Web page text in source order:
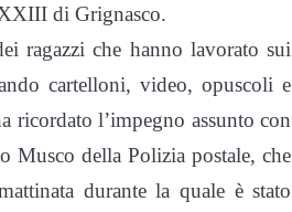
di Grignasco.
ragazzi che hanno lavorato sui
cartelloni, video, opuscoli e
ricordato l’impegno assunto con
Musco della Polizia postale, che
durante la quale è stato